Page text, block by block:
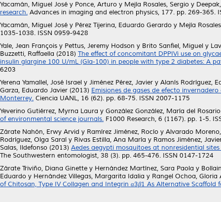
Yacamán, Miguel José y Ponce, Arturo y Mejía Rosales, Sergio y
research. Advances in imaging and electron physics, 177. pp. 269-365.
Yacamán, Miguel José y Pérez Tijerina, Eduardo Gerardo y Mejía
1035-1038. ISSN 0959-9428
Yale, Jean François y Pettus, Jeremy Hodson y Brito Sanfiel, Miguel y
Buzzetti, Raffaella (2018) The effect of concomitant DPPIVi use on
insulin glargine 100 U/mL (Gla-100) in people with type 2 diabetes: A
6203
Yerena Yamallel, José Israel y Jiménez Pérez, Javier y Alanís Rodríguez,
Garza, Eduardo Javier (2013) Emisiones de gases de efecto
Monterrey. Ciencia UANL, 16 (62). pp. 68-75. ISSN 2007-1175
Yeverino Gutiérrez, Myrna Laura y González González, María del Rosario
of environmental science journals. F1000 Research, 6 (1167). pp. 1-5.
Zárate Nahón, Erwy Arvid y Ramírez Jiménez, Rocío y Alvarado
Rodríguez, Olga Saraí y Rivas Estilla, Ana María y Ramos Jiménez,
Salas, Ildefonso (2013) Aedes aegypti mosquitoes at nonresidential
The Southwestern entomologist, 38 (3). pp. 465-476. ISSN 0147-1724
Zárate Triviño, Diana Ginette y Hernández Martínez, Sara Paola y
Eduardo y Hernández Villegas, Margarita Idalia y Rangel Ochoa, Gloria
of Chitosan, Type IV Collagen and Integrin α3β1 As Alternative Scaffold